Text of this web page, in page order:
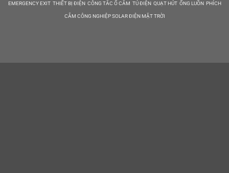
EMERGENCY EXIT THIẾT BỊ ĐIỆN CÔNG TẮC Ổ CẮM TỦ ĐIỆN QUẠT HÚT ỐNG LUỒN PHÍCH
CẮM CÔNG NGHIỆP SOLAR ĐIỆN MẶT TRỜI